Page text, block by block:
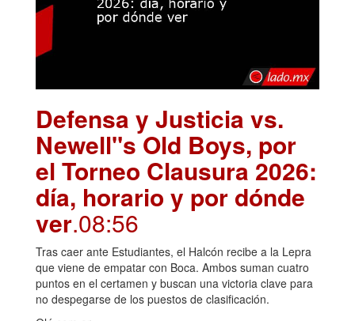
Defensa y Justicia vs.
Newell"s Old Boys, por
el Torneo Clausura 2026:
día, horario y por dónde
ver.08:56
Tras caer ante Estudiantes, el Halcón recibe a la Lepra
que viene de empatar con Boca. Ambos suman cuatro
puntos en el certamen y buscan una victoria clave para
no despegarse de los puestos de clasificación.